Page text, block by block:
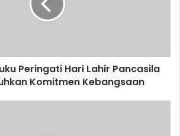
Peringati Hari Lahir Pancasila
Komitmen Kebangsaan